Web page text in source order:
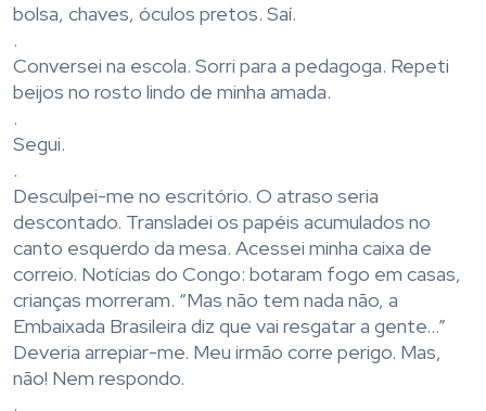
bolsa, chaves, óculos pretos. Saí.
.
Conversei na escola. Sorri para a pedagoga. Repeti
beijos no rosto lindo de minha amada.
.
Segui.
.
Desculpei-me no escritório. O atraso seria
descontado. Transladei os papéis acumulados no
canto esquerdo da mesa. Acessei minha caixa de
correio. Notícias do Congo: botaram fogo em casas,
crianças morreram. “Mas não tem nada não, a
Embaixada Brasileira diz que vai resgatar a gente…”
Deveria arrepiar-me. Meu irmão corre perigo. Mas,
não! Nem respondo.
.